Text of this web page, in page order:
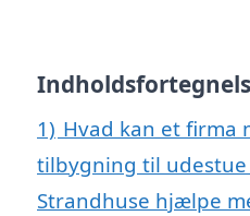
1) Hvad kan et firma
tilbygning til udestue
Strandhuse hjælpe